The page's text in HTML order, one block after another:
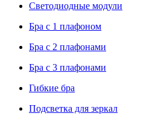
Светодиодные модули
Бра с 1 плафоном
Бра с 2 плафонами
Бра с 3 плафонами
Гибкие бра
Подсветка для зеркал